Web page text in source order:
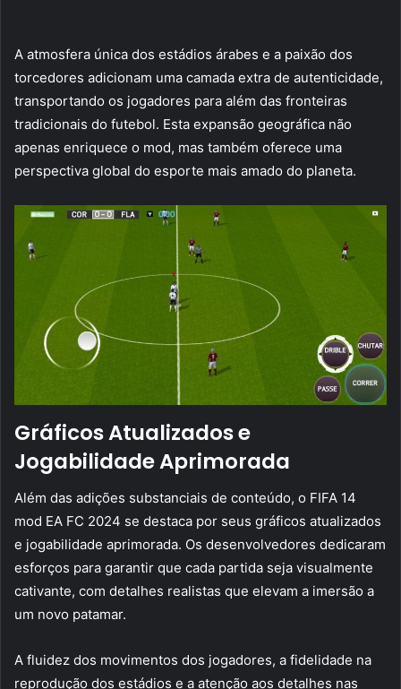
A atmosfera única dos estádios árabes e a paixão dos
torcedores adicionam uma camada extra de autenticidade,
transportando os jogadores para além das fronteiras
tradicionais do futebol. Esta expansão geográfica não
apenas enriquece o mod, mas também oferece uma
perspectiva global do esporte mais amado do planeta.
Gráficos Atualizados e
Jogabilidade Aprimorada
Além das adições substanciais de conteúdo, o FIFA 14
mod EA FC 2024 se destaca por seus gráficos atualizados
e jogabilidade aprimorada. Os desenvolvedores dedicaram
esforços para garantir que cada partida seja visualmente
cativante, com detalhes realistas que elevam a imersão a
um novo patamar.
A fluidez dos movimentos dos jogadores, a fidelidade na
reprodução dos estádios e a atenção aos detalhes nas